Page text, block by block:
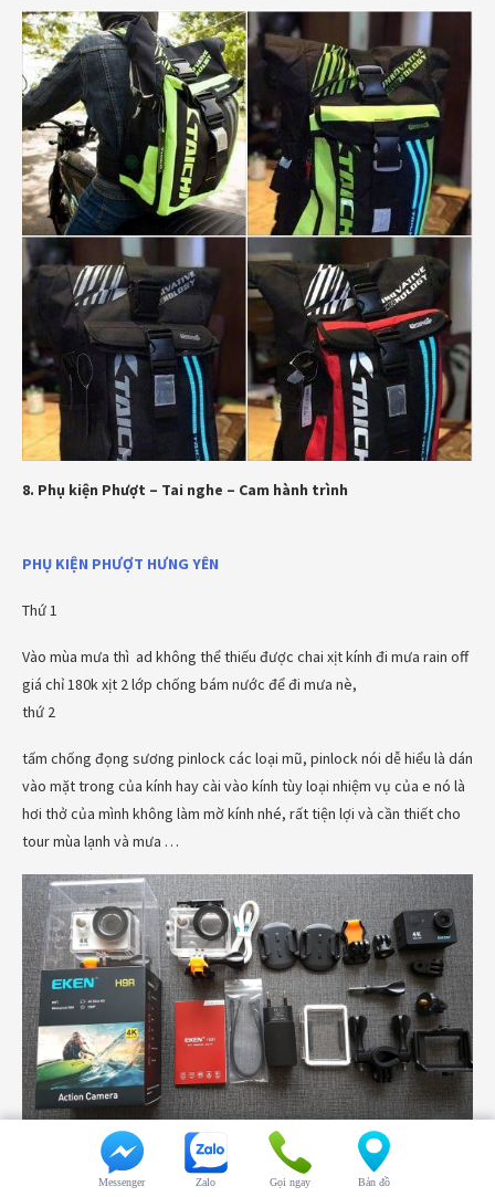
8. Phụ kiện Phượt – Tai nghe – Cam hành trình
PHỤ KIỆN PHƯỢT HƯNG YÊN
Thứ 1
Vào mùa mưa thì ad không thể thiếu được chai xịt kính đi mưa rain off
giá chỉ 180k xịt 2 lớp chống bám nước để đi mưa nè,
thứ 2
tấm chống đọng sương pinlock các loại mũ, pinlock nói dễ hiểu là dán
vào mặt trong của kính hay cài vào kính tùy loại nhiệm vụ của e nó là
hơi thở của mình không làm mờ kính nhé, rất tiện lợi và cần thiết cho
tour mùa lạnh và mưa …
pinlock ego, pinlock ls2, pinlock yohe, pinlock agv
Bản đồ
Gọi ngay
Zalo
Messenger